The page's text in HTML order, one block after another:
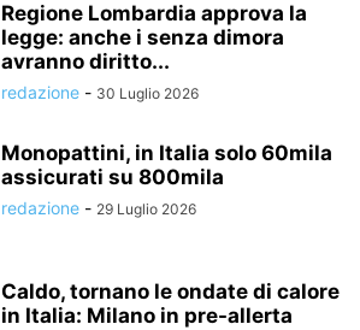
Regione Lombardia approva la
legge: anche i senza dimora
avranno diritto...
redazione - 30 Luglio 2026
Monopattini, in Italia solo 60mila
assicurati su 800mila
redazione - 29 Luglio 2026
Caldo, tornano le ondate di calore
in Italia: Milano in pre-allerta